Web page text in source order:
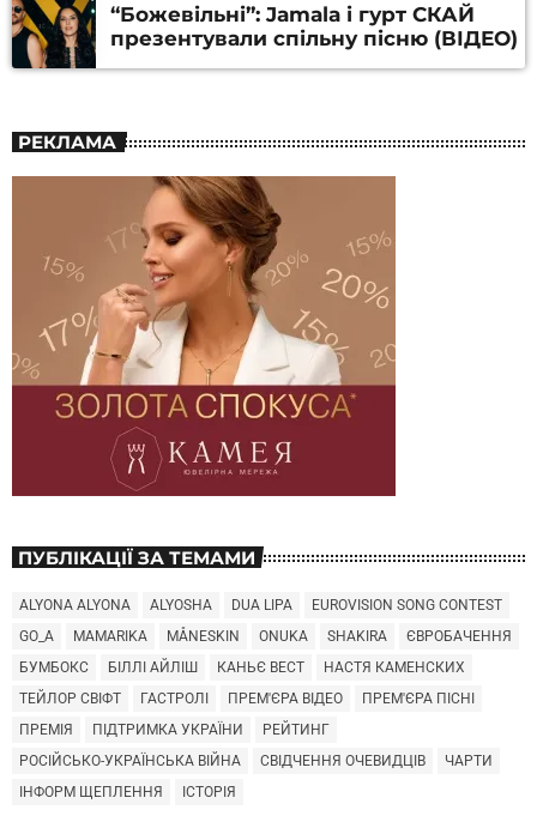
“Божевільні”: Jamala і гурт СКАЙ
презентували спільну пісню (ВІДЕО)
РЕКЛАМА
ПУБЛІКАЦІЇ ЗА ТЕМАМИ
ALYONA ALYONA ALYOSHA DUA LIPA
EUROVISION SONG CONTEST
GO_A
MAMARIKA MÅNESKIN ONUKA SHAKIRA
ЄВРОБАЧЕННЯ
БУМБОКС
БІЛЛІ АЙЛІШ КАНЬЄ ВЕСТ
НАСТЯ КАМЕНСКИХ
ТЕЙЛОР СВІФТ
ГАСТРОЛІ ПРЕМ'ЄРА ВІДЕО
ПРЕМ'ЄРА ПІСНІ
ПРЕМІЯ
ПІДТРИМКА УКРАЇНИ
РЕЙТИНГ
РОСІЙСЬКО-УКРАЇНСЬКА ВІЙНА
СВІДЧЕННЯ ОЧЕВИДЦІВ
ЧАРТИ
ІНФОРМ ЩЕПЛЕННЯ
ІСТОРІЯ